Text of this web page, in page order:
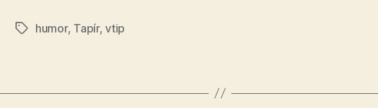
Značkyhumor, Tapír,vtip